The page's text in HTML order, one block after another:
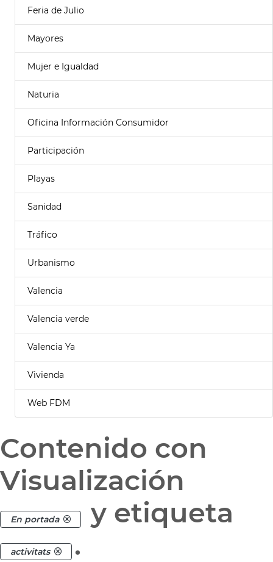
Feria de Julio
Mayores
Mujer e Igualdad
Naturia
Oficina Información Consumidor
Participación
Playas
Sanidad
Tráfico
Urbanismo
Valencia
Valencia verde
Valencia Ya
Vivienda
Web FDM
Contenido con
Visualización
En portada y etiqueta
activitats .